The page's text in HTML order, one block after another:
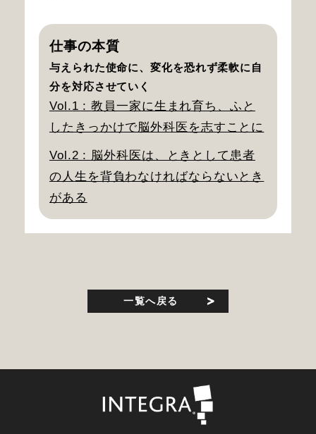
仕事の本質
与えられた使命に、変化を恐れず柔軟に自
分を対応させていく
Vol.1 : 教員一家に生まれ育ち、ふと
したきっかけで脳外科医を志すことに
Vol.2 : 脳外科医は、ときとして患者
の人生を背負わなければならないとき
がある
一覧へ戻る